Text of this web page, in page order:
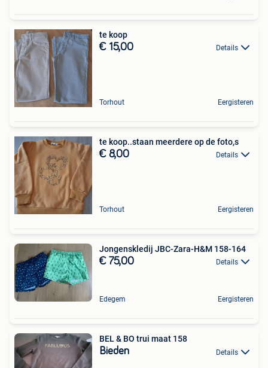
te koop
€ 15,00 Details
Torhout Eergisteren
te koop..staan meerdere op de foto,s
€ 8,00 Details
Torhout Eergisteren
Jongenskledij JBC-Zara-H&M 158-164
€ 75,00 Details
Edegem Eergisteren
BEL & BO trui maat 158
Bieden Details